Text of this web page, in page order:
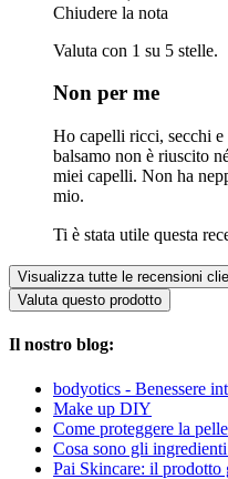
Chiudere la nota
Valuta con 1 su 5 stelle.
Non per me
Ho capelli ricci, secchi
balsamo non è riuscito
miei capelli. Non ha
mio.
Ti è stata utile questa
Visualizza tutte le recensioni
Valuta questo prodotto
Il nostro blog:
bodyotics - Benessere
Make up DIY
Come proteggere la
Cosa sono gli
Pai Skincare: il prodotto